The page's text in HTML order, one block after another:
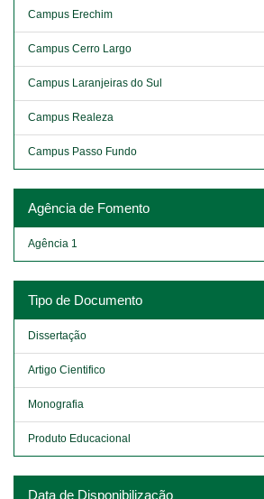
Campus Erechim
Campus Cerro Largo
Campus Laranjeiras do Sul
Campus Realeza
Campus Passo Fundo
Agência de Fomento
Agência 1
Tipo de Documento
Dissertação
Artigo Cientifico
Monografia
Produto Educacional
Data de Disponibilização